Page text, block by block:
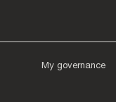
My governance